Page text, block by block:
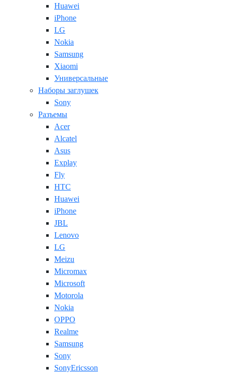
Huawei
iPhone
LG
Nokia
Samsung
Xiaomi
Универсальные
Наборы заглушек
Sony
Разъемы
Acer
Alcatel
Asus
Explay
Fly
HTC
Huawei
iPhone
JBL
Lenovo
LG
Meizu
Micromax
Microsoft
Motorola
Nokia
OPPO
Realme
Samsung
Sony
SonyEricsson